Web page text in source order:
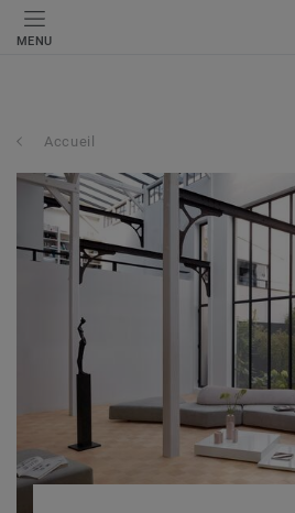
MENU
Accueil